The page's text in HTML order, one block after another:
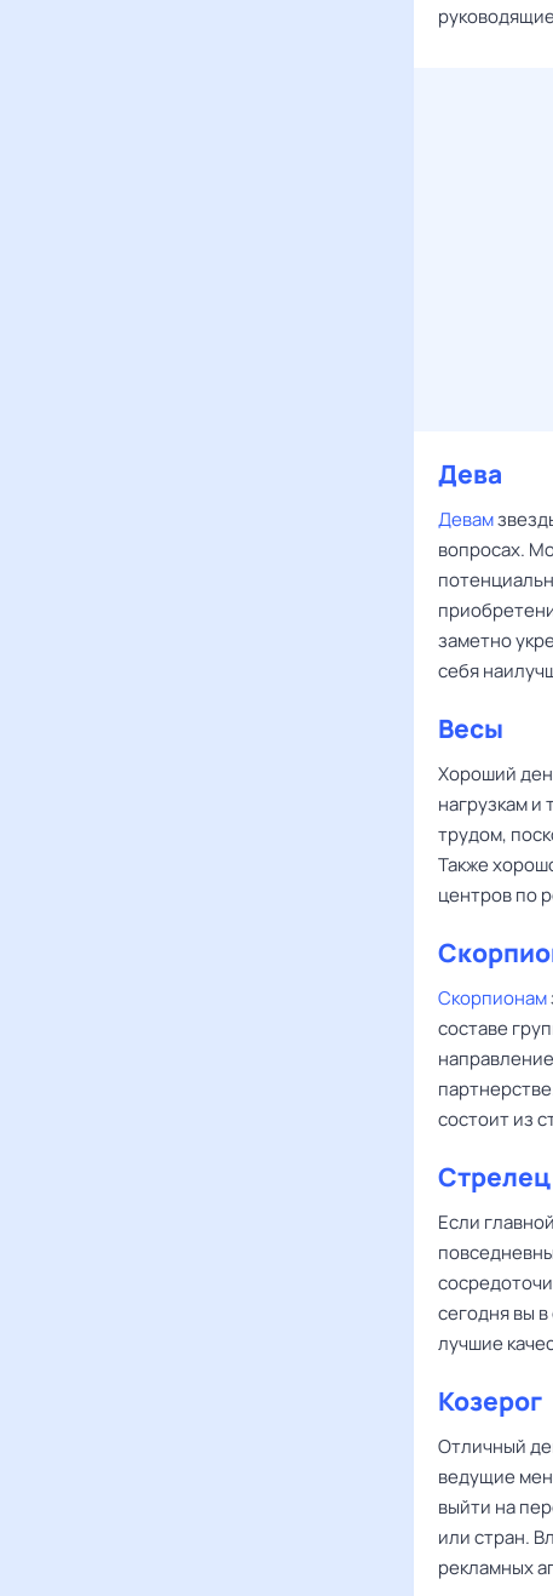
Дева
Девам
вопросах.
заметно
себя
Весы
Хороший
нагрузкам и
трудом,
Также
центров по
Скорпионам
составе
состоит из
Стрелец
Если
сегодня вы
лучшие
Козерог
Отличный
ведущие
выйти на
или стран.
рекламных